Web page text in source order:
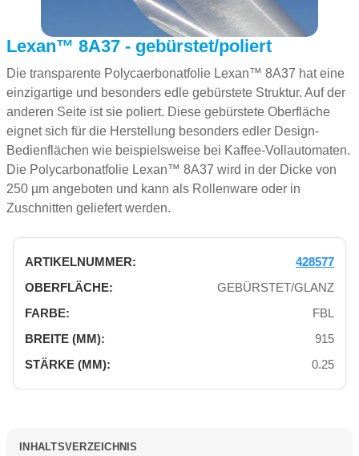
Lexan™ 8A37 - gebürstet/poliert
Die transparente Polycaerbonatfolie Lexan™ 8A37 hat eine
einzigartige und besonders edle gebürstete Struktur. Auf der
anderen Seite ist sie poliert. Diese gebürstete Oberfläche
eignet sich für die Herstellung besonders edler Design-
Bedienflächen wie beispielsweise bei Kaffee-Vollautomaten.
Die Polycarbonatfolie Lexan™ 8A37 wird in der Dicke von
250 µm angeboten und kann als Rollenware oder in
Zuschnitten geliefert werden.
428577
GEBÜRSTET/GLANZ
FBL
915
0.25
INHALTSVERZEICHNIS